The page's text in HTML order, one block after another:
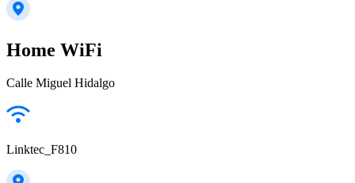
Home WiFi
Calle Miguel Hidalgo
Linktec_F810